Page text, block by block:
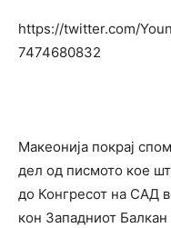
https://twitter.com/
7474680832
Макеонија покрај
дел од писмото кое
до Конгресот на САД
кон Западниот Балкан